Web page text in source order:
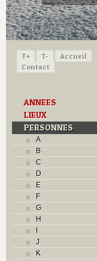
T+ T-
Accueil
Contact
ANNEES
LIEUX
PERSONNES
A
B
C
D
E
F
G
H
I
J
K